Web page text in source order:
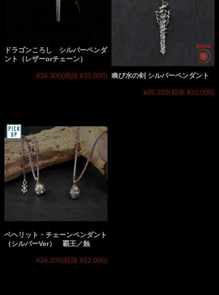
ドラゴンころし シルバーペンダ
ント（レザーorチェーン）
¥36,300(税抜 ¥33,000) 喚び水の剣 シルバーペンダント
¥35,200(税抜 ¥32,000)
ベヘリット・チェーンペンダント
（シルバーVer） 覇王／蝕
¥24,200(税抜 ¥22,000)